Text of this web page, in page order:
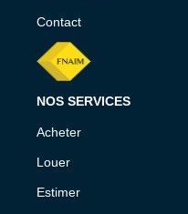
Contact
NOS SERVICES
Acheter
Louer
Estimer